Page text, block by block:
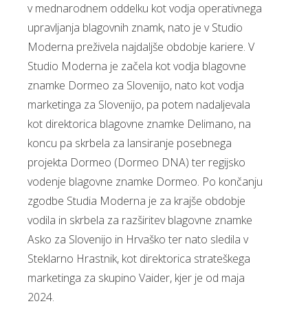
v mednarodnem oddelku kot vodja operativnega
upravljanja blagovnih znamk, nato je v Studio
Moderna preživela najdaljše obdobje kariere. V
Studio Moderna je začela kot vodja blagovne
znamke Dormeo za Slovenijo, nato kot vodja
marketinga za Slovenijo, pa potem nadaljevala
kot direktorica blagovne znamke Delimano, na
koncu pa skrbela za lansiranje posebnega
projekta Dormeo (Dormeo DNA) ter regijsko
vodenje blagovne znamke Dormeo. Po končanju
zgodbe Studia Moderna je za krajše obdobje
vodila in skrbela za razširitev blagovne znamke
Asko za Slovenijo in Hrvaško ter nato sledila v
Steklarno Hrastnik, kot direktorica strateškega
marketinga za skupino Vaider, kjer je od maja
2024.